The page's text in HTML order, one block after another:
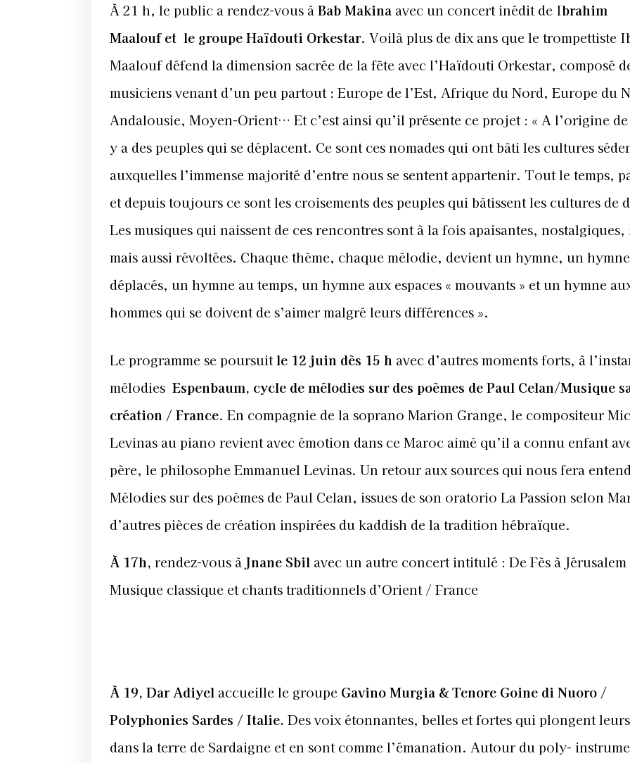
À 21 h, le public a rendez-vous àBab Makina avec un concert inédit de Ibrahim
Maalouf et le groupe Haïdouti Orkestar. Voilà plus de dix ans que le trompettiste
Maalouf défend la dimension sacrée de la fête avec l’Haïdouti Orkestar, composé
musiciens venant d’un peu partout : Europe de l’Est, Afrique du Nord, Europe du
Andalousie, Moyen-Orient… Et c’est ainsi qu’il présente ce projet : « A l’origine
y a des peuples qui se déplacent. Ce sont ces nomades qui ont bâti les cultures
auxquelles l’immense majorité d’entre nous se sentent appartenir. Tout le temps,
et depuis toujours ce sont les croisements des peuples qui bâtissent les cultures de
Les musiques qui naissent de ces rencontres sont à la fois apaisantes, nostalgiques,
mais aussi révoltées. Chaque thème, chaque mélodie, devient un hymne, un
déplacés, un hymne au temps, un hymne aux espaces « mouvants » et un hymne
hommes qui se doivent de s’aimer malgré leurs différences ».
Le programme se poursuitle 12 juin dès 15 h avec d’autres moments forts, à
mélodies Espenbaum, cycle de mélodies sur des poèmes de Paul Celan/Musique
création / France. En compagnie de la soprano Marion Grange, le compositeur
Levinas au piano revient avec émotion dans ce Maroc aimé qu’il a connu enfant
père, le philosophe Emmanuel Levinas. Un retour aux sources qui nous fera
Mélodies sur des poèmes de Paul Celan, issues de son oratorio La Passion selon
d’autres pièces de création inspirées du kaddish de la tradition hébraïque.
À 17h, rendez-vous à Jnane Sbil avec un autre concert intitulé : De Fès à
Musique classique et chants traditionnels d’Orient / France
À 19, Dar Adiyel accueille le groupe Gavino Murgia & Tenore Goine di Nuoro /
Polyphonies Sardes / Italie. Des voix étonnantes, belles et fortes qui plongent
dans la terre de Sardaigne et en sont comme l’émanation. Autour du poly-